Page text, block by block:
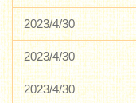
2023/4/30
2023/4/30
2023/4/30